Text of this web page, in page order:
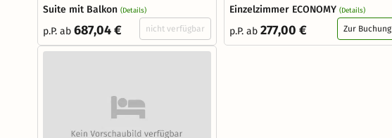
Suite mit Balkon (Details)
p.P. ab 687,04 € nicht verfügbar
Einzelzimmer ECONOMY (Details)
p.P. ab 277,00 € Zur Buchung